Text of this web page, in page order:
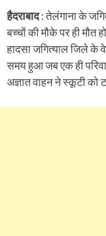
हैदराबाद: तेलंगाना के
बच्चों की मौके पर ही
हादसा जगित्याल जिले
समय हुआ जब एक ही
अज्ञात वाहन ने स्कूटी को